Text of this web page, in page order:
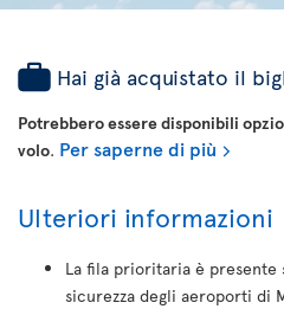
Hai già acquistato il
Potrebbero essere disponibili
volo. Per saperne di più
Ulteriori informazioni
La fila prioritaria è
sicurezza degli aeroporti di